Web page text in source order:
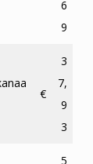
6
9
€
3
7,
9
3
5